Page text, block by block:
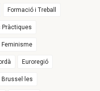
Formació i Treball
Pràctiques
Feminisme
Euroregió
Brussel·les